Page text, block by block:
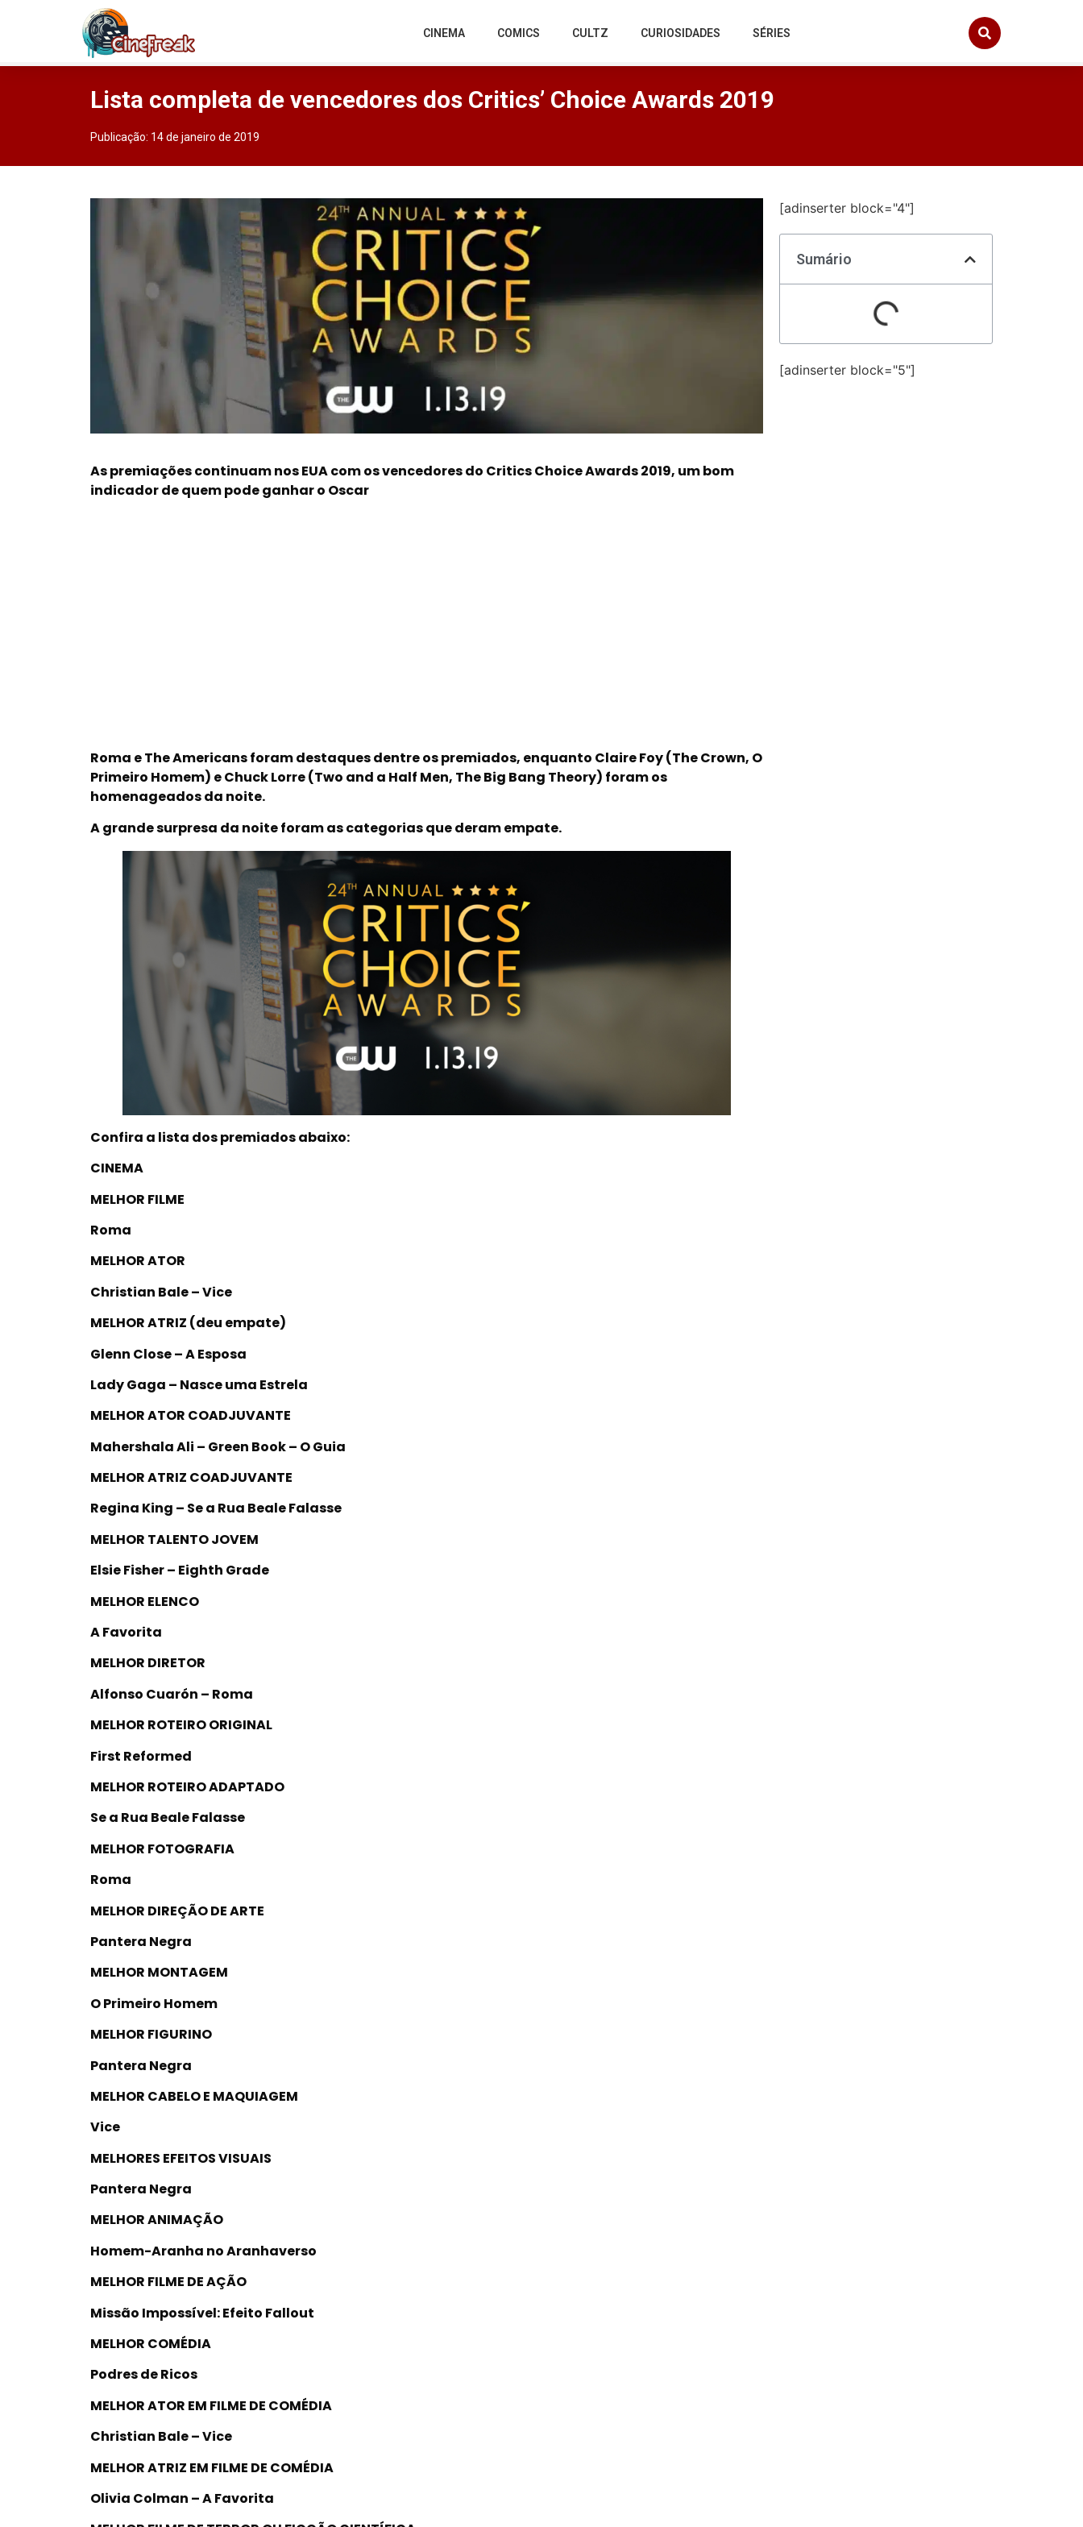
CINEMA COMICS CULTZ CURIOSIDADES SÉRIES
Lista completa de vencedores dos Critics’ Choice Awards 2019
Publicação: 14 de janeiro de 2019
As premiações continuam nos EUA com os vencedores do Critics Choice Awards 2019, um bom
indicador de quem pode ganhar o Oscar
Roma e The Americans foram destaques dentre os premiados, enquanto Claire Foy (The Crown, O
Primeiro Homem) e Chuck Lorre (Two and a Half Men, The Big Bang Theory) foram os
homenageados da noite.
A grande surpresa da noite foram as categorias que deram empate.
Confira a lista dos premiados abaixo:
CINEMA
MELHOR FILME
Roma
MELHOR ATOR
Christian Bale – Vice
MELHOR ATRIZ (deu empate)
Glenn Close – A Esposa
Lady Gaga – Nasce uma Estrela
MELHOR ATOR COADJUVANTE
Mahershala Ali – Green Book – O Guia
MELHOR ATRIZ COADJUVANTE
Regina King – Se a Rua Beale Falasse
MELHOR TALENTO JOVEM
Elsie Fisher – Eighth Grade
MELHOR ELENCO
A Favorita
MELHOR DIRETOR
Alfonso Cuarón – Roma
MELHOR ROTEIRO ORIGINAL
First Reformed
MELHOR ROTEIRO ADAPTADO
Se a Rua Beale Falasse
MELHOR FOTOGRAFIA
Roma
MELHOR DIREÇÃO DE ARTE
Pantera Negra
MELHOR MONTAGEM
O Primeiro Homem
MELHOR FIGURINO
Pantera Negra
MELHOR CABELO E MAQUIAGEM
Vice
MELHORES EFEITOS VISUAIS
Pantera Negra
MELHOR ANIMAÇÃO
Homem-Aranha no Aranhaverso
MELHOR FILME DE AÇÃO
Missão Impossível: Efeito Fallout
MELHOR COMÉDIA
Podres de Ricos
MELHOR ATOR EM FILME DE COMÉDIA
Christian Bale – Vice
MELHOR ATRIZ EM FILME DE COMÉDIA
Olivia Colman – A Favorita
[adinserter block="4"]
Sumário
[adinserter block="5"]